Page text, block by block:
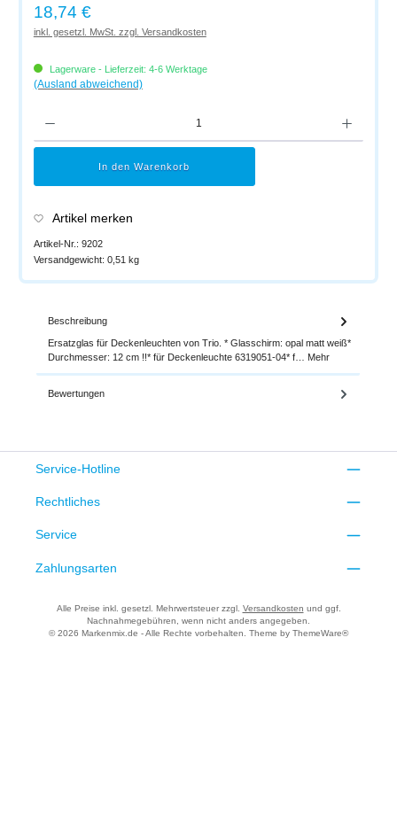
Regulärer Preis:
18,74 €
inkl. gesetzl. MwSt. zzgl. Versandkosten
Lagerware - Lieferzeit: 4-6 Werktage
(Ausland abweichend)
In den Warenkorb
Artikel merken
Artikel-Nr.: 9202
Versandgewicht: 0,51 kg
Beschreibung
Ersatzglas für Deckenleuchten von Trio. * Glasschirm: opal matt weiß*
Durchmesser: 12 cm !!* für Deckenleuchte 6319051-04* f… Mehr
Bewertungen
Service-Hotline
Rechtliches
Service
Zahlungsarten
Alle Preise inkl. gesetzl. Mehrwertsteuer zzgl. Versandkosten und ggf.
Nachnahmegebühren, wenn nicht anders angegeben.
© 2026 Markenmix.de - Alle Rechte vorbehalten. Theme by ThemeWare®